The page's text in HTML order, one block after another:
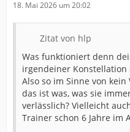
18. Mai 2026 um 20:02
Zitat von hlp
Was funktioniert denn
irgendeiner
Also so im Sinne von
das ist was, was sie
verlässlich? Vielleicht
Trainer schon 6 Jahre im